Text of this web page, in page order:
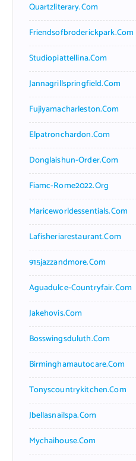
Quartzliterary.com
Friendsofbroderickpark.com
Studiopiattellina.com
Jannagrillspringfield.com
Fujiyamacharleston.com
Elpatronchardon.com
Donglaishun-Order.com
Fiamc-Rome2022.org
Mariceworldessentials.com
Lafisheriarestaurant.com
915jazzandmore.com
Aguadulce-Countryfair.com
Jakehovis.com
Bosswingsduluth.com
Birminghamautocare.com
Tonyscountrykitchen.com
Jbellasnailspa.com
Mychaihouse.com